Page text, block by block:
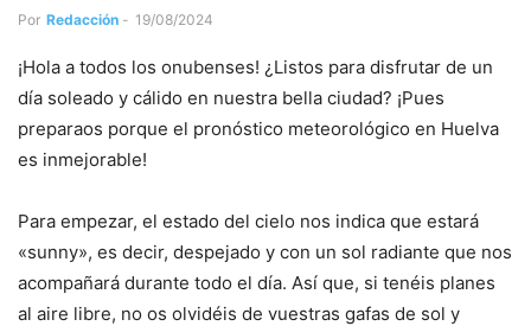
Por Redacción - 19/08/2024
¡Hola a todos los onubenses! ¿Listos para disfrutar de un
día soleado y cálido en nuestra bella ciudad? ¡Pues
preparaos porque el pronóstico meteorológico en Huelva
es inmejorable!
Para empezar, el estado del cielo nos indica que estará
«sunny», es decir, despejado y con un sol radiante que nos
acompañará durante todo el día. Así que, si tenéis planes
al aire libre, no os olvidéis de vuestras gafas de sol y